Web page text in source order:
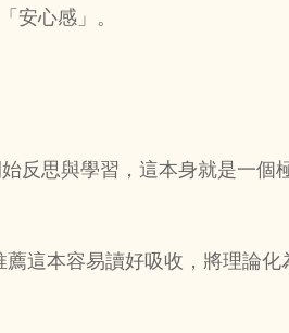
安心感」。
反思與學習，這本身就是一個
這本容易讀好吸收，將理論化